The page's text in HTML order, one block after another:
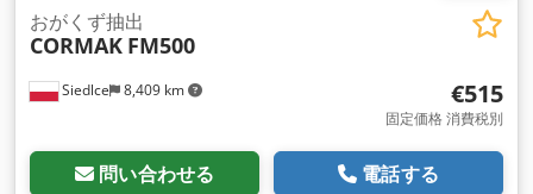
Siedlce 8,409 km
おがくず抽出
CORMAK FM500
€515
固定価格 消費税別
問い合わせる 電話する